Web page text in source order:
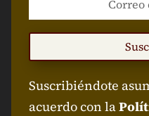
Suscribiéndote
acuerdo con la